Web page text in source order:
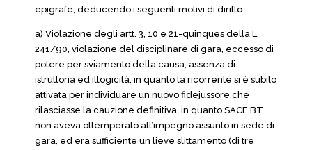
epigrafe, deducendo i seguenti motivi di diritto:
a) Violazione degli artt. 3, 10 e 21-quinques della L.
241/90, violazione del disciplinare di gara, eccesso di
potere per sviamento della causa, assenza di
istruttoria ed illogicità, in quanto la ricorrente si è subito
attivata per individuare un nuovo fidejussore che
rilasciasse la cauzione definitiva, in quanto SACE BT
non aveva ottemperato all’impegno assunto in sede di
gara, ed era sufficiente un lieve slittamento (di tre